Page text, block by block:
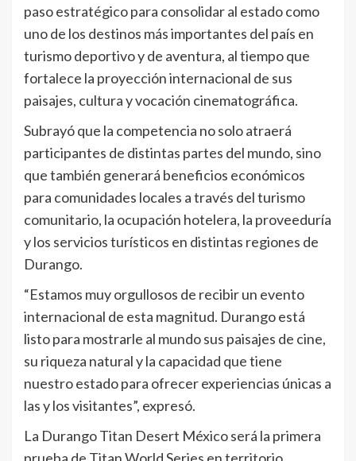
paso estratégico para consolidar al estado como
uno de los destinos más importantes del país en
turismo deportivo y de aventura, al tiempo que
fortalece la proyección internacional de sus
paisajes, cultura y vocación cinematográfica.
Subrayó que la competencia no solo atraerá
participantes de distintas partes del mundo, sino
que también generará beneficios económicos
para comunidades locales a través del turismo
comunitario, la ocupación hotelera, la proveeduría
y los servicios turísticos en distintas regiones de
Durango.
“Estamos muy orgullosos de recibir un evento
internacional de esta magnitud. Durango está
listo para mostrarle al mundo sus paisajes de cine,
su riqueza natural y la capacidad que tiene
nuestro estado para ofrecer experiencias únicas a
las y los visitantes”, expresó.
La Durango Titan Desert México será la primera